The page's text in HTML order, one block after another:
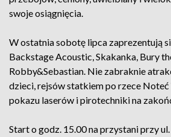
swoje osiągnięcia.
W ostatnia sobotę lipca zaprezentują
Backstage Acoustic, Skakanka, Bury
Robby&Sebastian. Nie zabraknie
dzieci, rejsów statkiem po rzece
pokazu laserów i pirotechniki na
Start o godz. 15.00 na przystani przy